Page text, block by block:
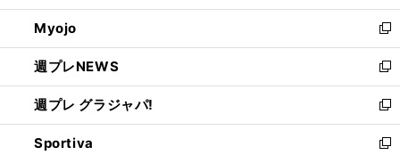
開
く
ウ
で
開
く
ン
ド
ウ
で
開
く
ウ
ィ
ン
ド
ウ
で
開
く
Myojo
新
し
い
ウ
ィ
ン
ド
週プレNEWS
新
し
い
ウ
ィ
週プレ グラジャパ!
新
し
い
Sportiva
新